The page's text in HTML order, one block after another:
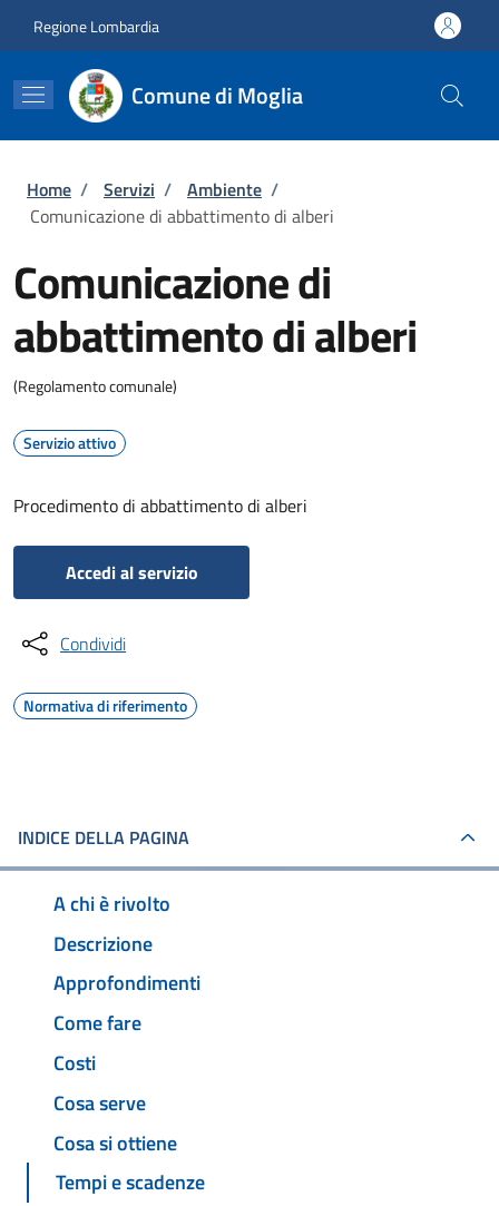
Regione Lombardia
Comune di Moglia
Briciole di pane
Home / Servizi / Ambiente /
Comunicazione di abbattimento di alberi
Comunicazione di
abbattimento di alberi
(Regolamento comunale)
Servizio attivo
Procedimento di abbattimento di alberi
Accedi al servizio
Condividi
Normativa di riferimento
INDICE DELLA PAGINA
A chi è rivolto
Descrizione
Approfondimenti
Come fare
Costi
Cosa serve
Cosa si ottiene
Tempi e scadenze